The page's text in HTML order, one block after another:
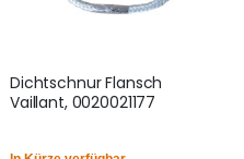
Dichtschnur Flansch
Vaillant, 0020021177